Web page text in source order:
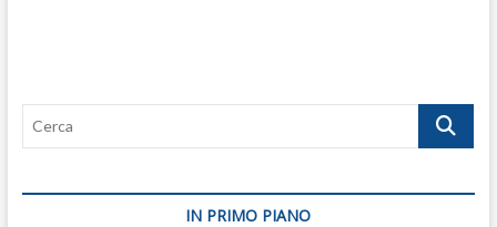
Cerca
IN PRIMO PIANO